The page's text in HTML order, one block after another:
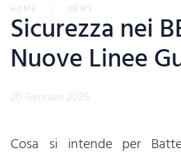
HOME NEWS
Sicurezza nei
Nuove Linee
20 Gennaio 2025
Cosa si intende per